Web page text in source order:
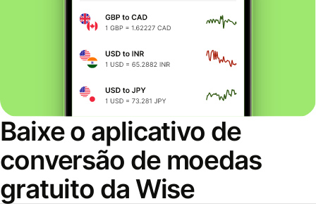
Baixe o aplicativo de
conversão de moedas
gratuito da Wise